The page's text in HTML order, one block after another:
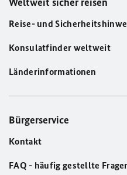
Reise- und
Konsulatfinder weltweit
Länderinformationen
Bürgerservice
Kontakt
FAQ - häufig gestellte